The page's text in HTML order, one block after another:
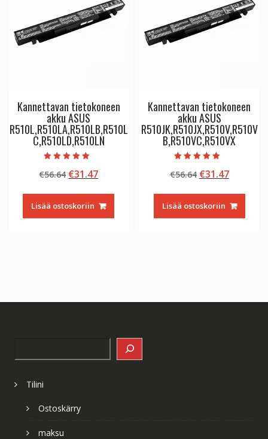
Kannettavan tietokoneen
akku ASUS
R510L,R510LA,R510LB,R510L
C,R510LD,R510LN
tuotteesta:
5.00
€56.64 Alkuperäinen
oli:
€56.64.
€31.47Nykyinen
on:
€31.47.
Lisää ostoskoriin
Kannettavan tietokoneen
akku ASUS
R510JK,R510JX,R510V,R510V
B,R510VC,R510VX
tuotteesta:
5.00
€56.64 Alkuperäinen
oli:
€56.64.
€31.47
on:
€31.47.
Lisää ostoskoriin
Tilini
Ostoskärry
maksu